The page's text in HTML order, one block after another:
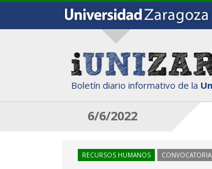
Boletín diario informativo de la
6/6/2022
RECURSOS HUMANOS